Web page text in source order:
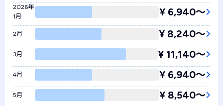
2026年
1月
¥ 6,940〜
2月 ¥ 8,240〜
3月 ¥ 11,140〜
4月 ¥ 6,940〜
5月 ¥ 8,540〜